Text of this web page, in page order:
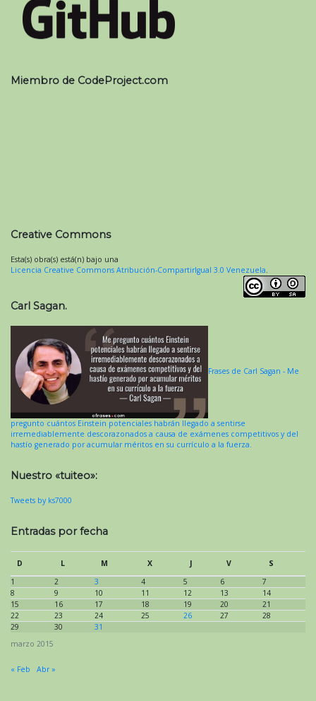
Miembro de CodeProject.com
Creative Commons
Esta(s) obra(s) está(n) bajo una
Licencia Creative Commons Atribución-CompartirIgual 3.0 Venezuela
Carl Sagan.
Frases de Carl Sagan - Me
pregunto cuántos Einstein potenciales habrán llegado a sentirse
irremediablemente descorazonados a causa de exámenes competitivos y del
hastío generado por acumular méritos en su currículo a la fuerza.
Nuestro «tuiteo»:
Tweets by ks7000
Entradas por fecha
marzo 2015
D L M X J V
S
1
2 3 4 5 6
7
8
9 10 11 12 13
14
15
16 17 18 19 20
21
22
23 24 25 26 27
28
29
30 31
« Feb Abr »